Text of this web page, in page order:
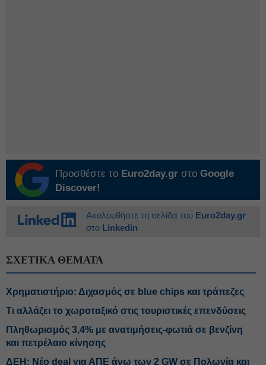
Προσθέστε το Euro2day.gr στο Google
Discover!
Ακολουθήστε τη σελίδα του Euro2day.gr
στο Linkedin
ΣΧΕΤΙΚΑ ΘΕΜΑΤΑ
Χρηματιστήριο: Διχασμός σε blue chips και τράπεζες
Τι αλλάζει το χωροταξικό στις τουριστικές επενδύσεις
Πληθωρισμός 3,4% με ανατιμήσεις-φωτιά σε βενζίνη
και πετρέλαιο κίνησης
ΔΕΗ: Νέο deal για ΑΠΕ άνω των 2 GW σε Πολωνία και